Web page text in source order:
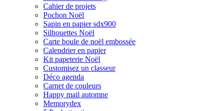
Cahier de projets
Pochon Noël
Sapin en papier sdx900
Silhouettes Noël
Carte boule de noël embossée
Calendrier en papier
Kit papeterie Noël
Customisez un classeur
Déco agenda
Carnet de couleurs
Happy mail automne
Memorydex